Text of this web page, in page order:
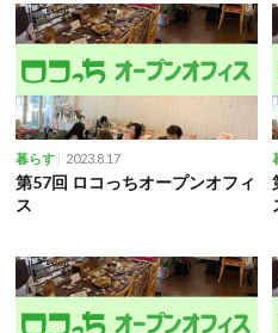
暮らす 2023.8.17
第57回 ロコっちオープンオフィ
ス